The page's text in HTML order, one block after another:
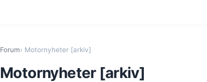
Forum› Motornyheter [arkiv]
Motornyheter [arkiv]